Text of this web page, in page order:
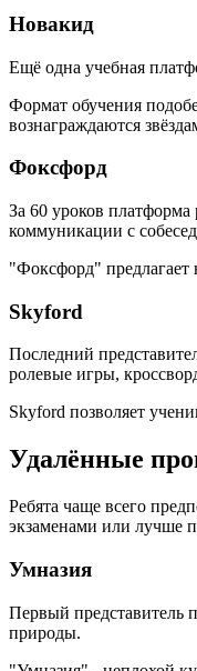
Новакид
Ещё одна учебная
Формат обучения
вознаграждаются
Фоксфорд
За 60 уроков
коммуникации с
"Фоксфорд" предлагает
Skyford
Последний
ролевые игры,
Skyford позволяет
Удалённые
Ребята чаще всего
экзаменами или лучше
Умназия
Первый представитель
природы.